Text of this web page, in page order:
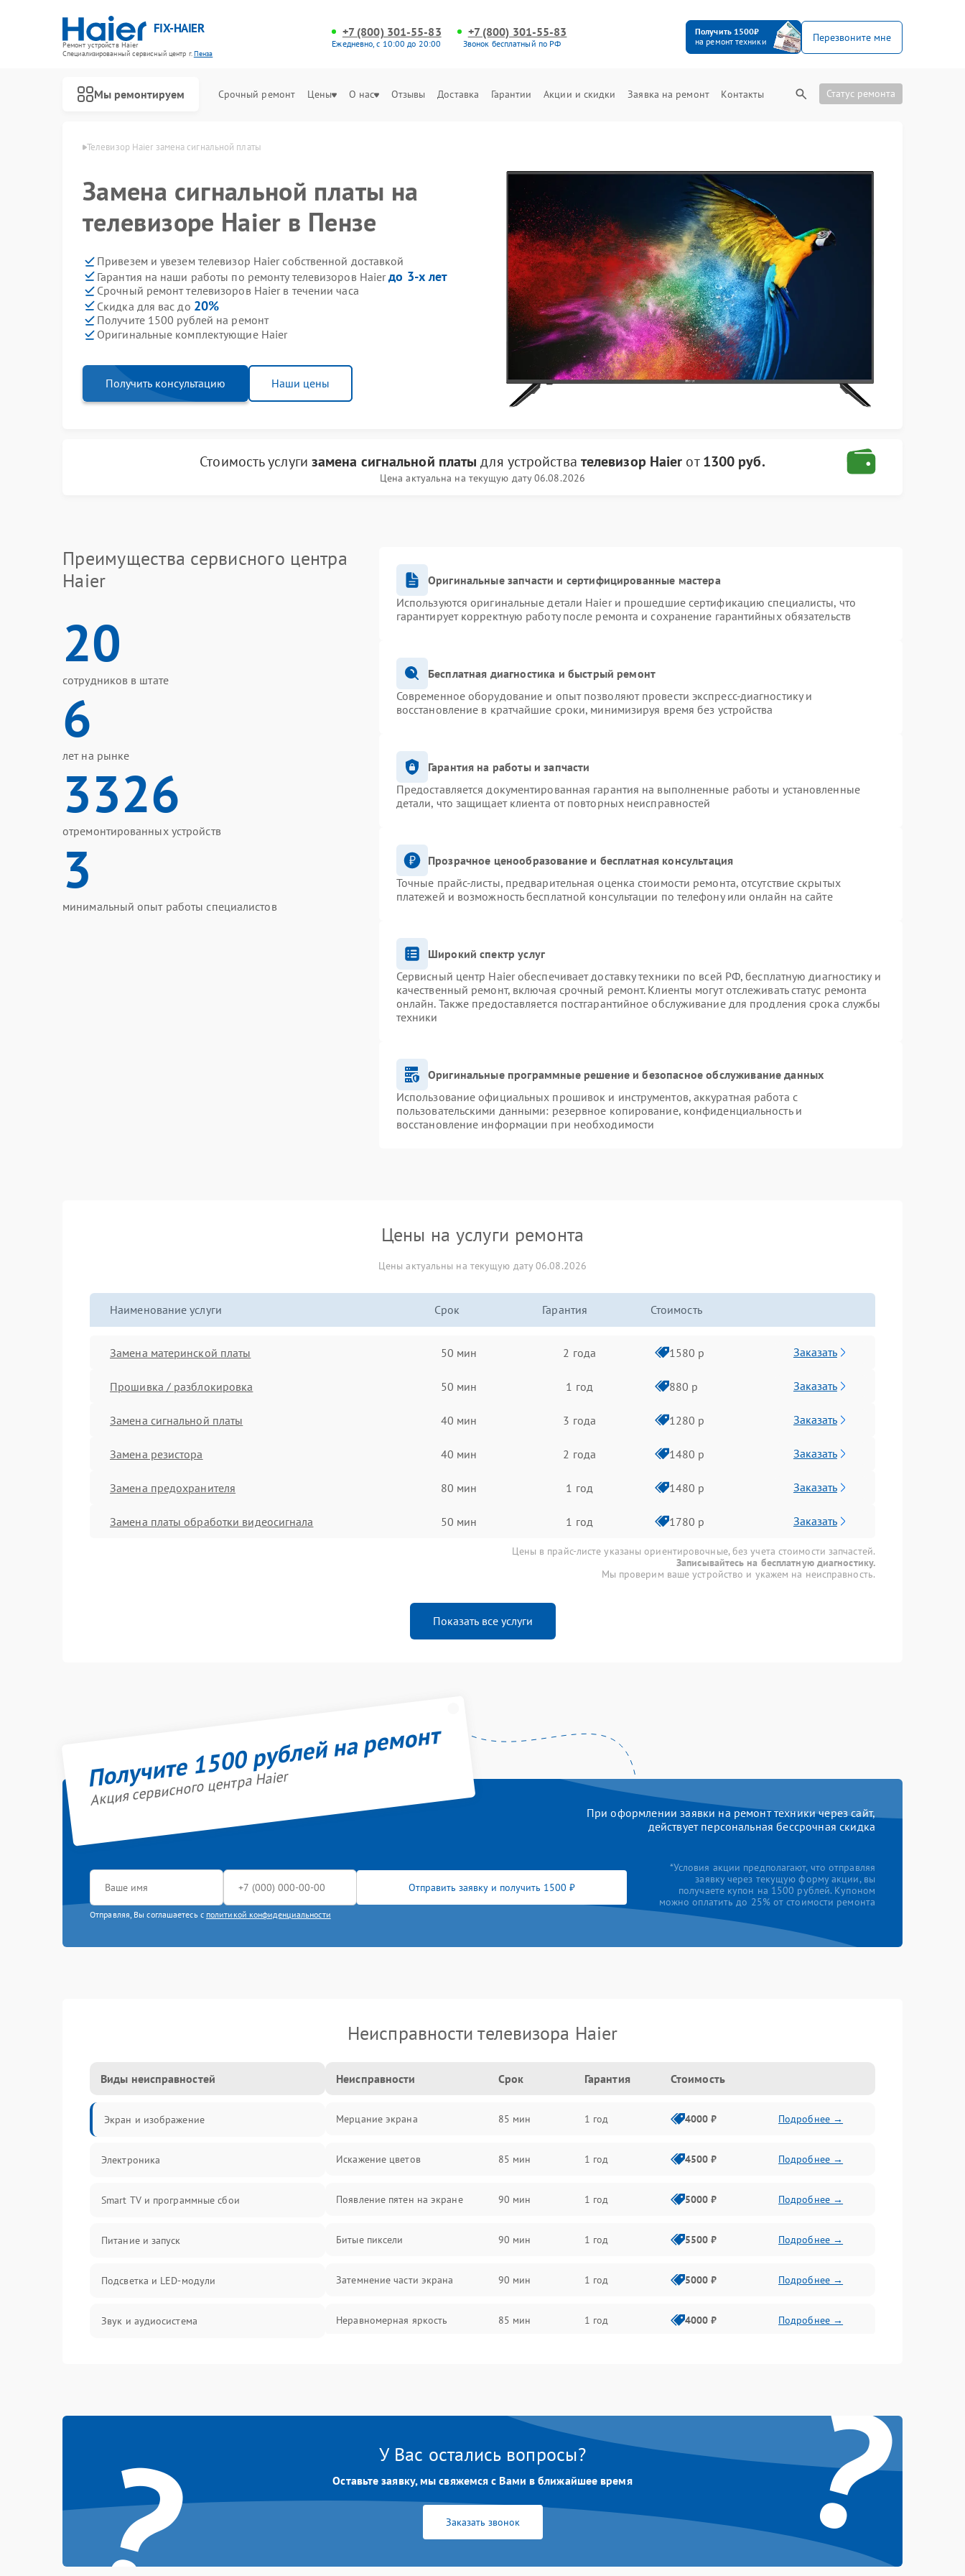
FIX-HAIER
Ремонт устройств Haier
Специализированный cервисный центр г.Пенза
+7 (800) 301-55-83
Ежедневно, с 10:00 до 20:00
+7 (800) 301-55-83
Звонок бесплатный по РФ
Получить 1500₽
на ремонт техники
Перезвоните мне
Мы ремонтируем Срочный ремонт Цены О нас Отзывы Доставка Гарантии Акции и скидки Заявка на ремонт Контакты Статус ремонта
Телевизор Haier замена сигнальной платы
Замена сигнальной платы на
телевизоре Haier в Пензе
Привезем и увезем телевизор Haier собственной доставкой
Гарантия на наши работы по ремонту телевизоров Haierдо 3-х лет
Срочный ремонт телевизоров Haier в течении часа
Скидка для вас до 20%
Получите 1500 рублей на ремонт
Оригинальные комплектующие Haier
Получить консультацию Наши цены
Стоимость услуги замена сигнальной платы для устройства телевизор Haier от1300 руб.
Цена актуальна на текущую дату 06.08.2026
Преимущества сервисного центра
Haier
20
сотрудников в штате
6
лет на рынке
3326
отремонтированных устройств
3
минимальный опыт работы специалистов
Оригинальные запчасти и сертифицированные мастера
Используются оригинальные детали Haier и прошедшие сертификацию специалисты, что
гарантирует корректную работу после ремонта и сохранение гарантийных обязательств
Бесплатная диагностика и быстрый ремонт
Современное оборудование и опыт позволяют провести экспресс-диагностику и
восстановление в кратчайшие сроки, минимизируя время без устройства
Гарантия на работы и запчасти
Предоставляется документированная гарантия на выполненные работы и установленные
детали, что защищает клиента от повторных неисправностей
Прозрачное ценообразование и бесплатная консультация
Точные прайс-листы, предварительная оценка стоимости ремонта, отсутствие скрытых
платежей и возможность бесплатной консультации по телефону или онлайн на сайте
Широкий спектр услуг
Сервисный центр Haier обеспечивает доставку техники по всей РФ, бесплатную диагностику и
качественный ремонт, включая срочный ремонт. Клиенты могут отслеживать статус ремонта
онлайн. Также предоставляется постгарантийное обслуживание для продления срока службы
техники
Оригинальные программные решение и безопасное обслуживание данных
Использование официальных прошивок и инструментов, аккуратная работа с
пользовательскими данными: резервное копирование, конфиденциальность и
восстановление информации при необходимости
Цены на услуги ремонта
Цены актуальны на текущую дату 06.08.2026
Наименование услуги Срок Гарантия Стоимость
Замена материнской платы 50 мин 2 года 1580 р Заказать
Прошивка / разблокировка 50 мин 1 год 880 р Заказать
Замена сигнальной платы 40 мин 3 года 1280 р Заказать
Замена резистора 40 мин 2 года 1480 р Заказать
Замена предохранителя 80 мин 1 год 1480 р Заказать
Замена платы обработки видеосигнала 50 мин 1 год 1780 р Заказать
Цены в прайс-листе указаны ориентировочные, без учета стоимости запчастей.
Записывайтесь на бесплатную диагностику.
Мы проверим ваше устройство и укажем на неисправность.
Показать все услуги
Получите 1500 рублей на ремонт
Акция сервисного центра Haier
При оформлении заявки на ремонт техники через сайт,
действует персональная бессрочная скидка
Отправить заявку и получить 1500 ₽
Отправляя, Вы соглашаетесь с политикой конфиденциальности
*Условия акции предполагают, что отправляя
заявку через текущую форму акции, вы
получаете купон на 1500 рублей. Купоном
можно оплатить до 25% от стоимости ремонта
Неисправности телевизора Haier
Виды неисправностей
Экран и изображение
Электроника
Smart TV и программные сбои
Питание и запуск
Подсветка и LED-модули
Звук и аудиосистема
Программное обеспечение
Корпус и механика
Пульт и управление
Неисправности Срок Гарантия Стоимость
Мерцание экрана 85 мин 1 год 4000 ₽ Подробнее →
Искажение цветов 85 мин 1 год 4500 ₽ Подробнее →
Появление пятен на экране 90 мин 1 год 5000 ₽ Подробнее →
Битые пиксели 90 мин 1 год 5500 ₽ Подробнее →
Затемнение части экрана 90 мин 1 год 5000 ₽ Подробнее →
Неравномерная яркость 85 мин 1 год 4000 ₽ Подробнее →
? ?
У Вас остались вопросы?
Оставьте заявку, мы свяжемся с Вами в ближайшее время
Заказать звонок